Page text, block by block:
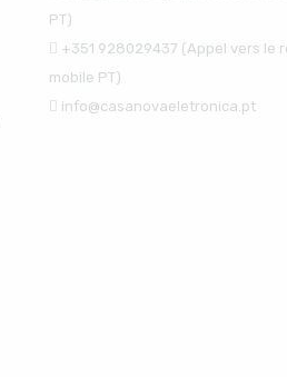
PT)
+351 928029437 (Appel vers le
mobile PT)
info@casanovaeletronica.pt